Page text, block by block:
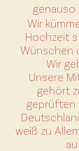
genauso
Wir
Hochzeit
Wünschen
Wir
Unsere
gehört
geprüften
weiß zu